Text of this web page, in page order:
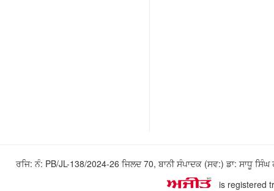
ਰਜਿ: ਨੰ: PB/JL-138/2024-26 ਜਿਲਦ 70, ਬਾਨੀ ਸੰਪਾਦਕ (ਸਵ:) ਡਾ: ਸਾਧੂ
is registered